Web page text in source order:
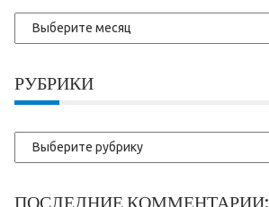
Более
ранние
РУБРИКИ
Рубрики
ПОСЛЕДНИЕ КОММЕНТАРИИ: